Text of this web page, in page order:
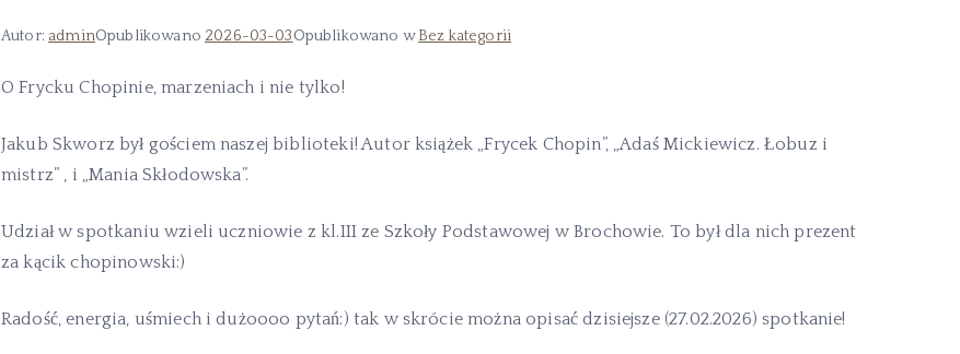
Autor: adminOpublikowano 2026-03-03Opublikowano wBez kategorii
O Frycku Chopinie, marzeniach i nie tylko!
Jakub Skworz był gościem naszej biblioteki! Autor książek „Frycek Chopin”, „Adaś Mickiewicz. Łobuz i
mistrz” , i „Mania Skłodowska”.
Udział w spotkaniu wzieli uczniowie z kl.III ze Szkoły Podstawowej w Brochowie. To był dla nich prezent
za kącik chopinowski:)
Radość, energia, uśmiech i dużoooo pytań:) tak w skrócie można opisać dzisiejsze (27.02.2026) spotkanie!